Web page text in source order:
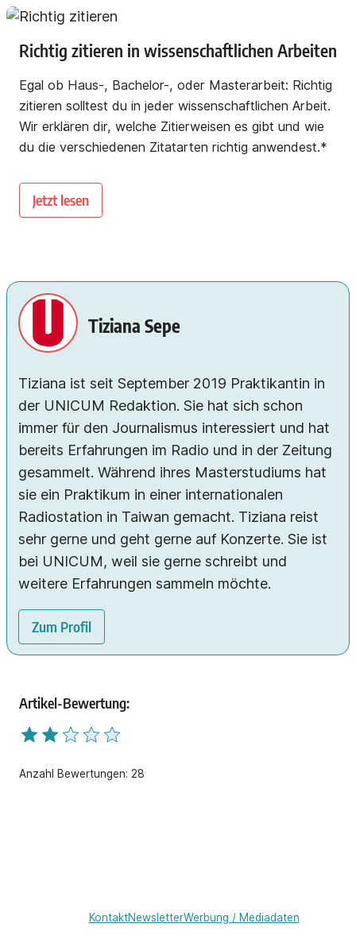
Richtig zitieren in wissenschaftlichen Arbeiten
Egal ob Haus-, Bachelor-, oder Masterarbeit: Richtig
zitieren solltest du in jeder wissenschaftlichen Arbeit.
Wir erklären dir, welche Zitierweisen es gibt und wie
du die verschiedenen Zitatarten richtig anwendest.*
Jetzt lesen
Tiziana Sepe
Tiziana ist seit September 2019 Praktikantin in
der UNICUM Redaktion. Sie hat sich schon
immer für den Journalismus interessiert und hat
bereits Erfahrungen im Radio und in der Zeitung
gesammelt. Während ihres Masterstudiums hat
sie ein Praktikum in einer internationalen
Radiostation in Taiwan gemacht. Tiziana reist
sehr gerne und geht gerne auf Konzerte. Sie ist
bei UNICUM, weil sie gerne schreibt und
weitere Erfahrungen sammeln möchte.
Zum Profil
Artikel-Bewertung:
Anzahl Bewertungen: 28
KontaktNewsletterWerbung / Mediadaten